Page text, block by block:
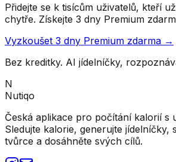
Přidejte se k tisícům uživatelů, kteří
chytře. Získejte 3 dny Premium
Vyzkoušet 3 dny Premium zdarma →
Bez kreditky. AI jídelníčky,
N
Nutiqo
Česká aplikace pro počítání kalorií s
Sledujte kalorie, generujte jídelníčky,
tvůrce a dosáhněte svých cílů.